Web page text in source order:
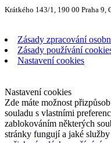
Krátkého 143/1, 190 00 Praha 9,
Zásady zpracování
Zásady používání
Nastavení cookies
Nastavení cookies
Zde máte možnost
souladu s vlastními
zablokováním některých
stránky fungují a jaké